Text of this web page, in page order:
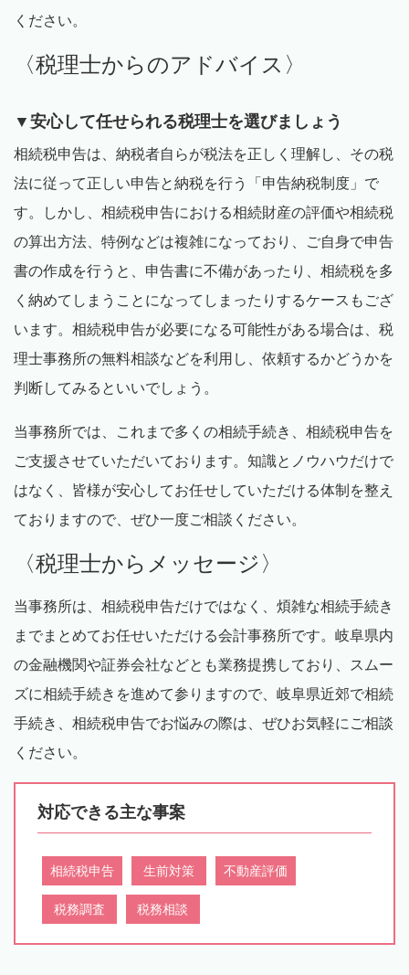
ください。
〈税理士からのアドバイス〉
▼安心して任せられる税理士を選びましょう
相続税申告は、納税者自らが税法を正しく理解し、その税
法に従って正しい申告と納税を行う「申告納税制度」で
す。しかし、相続税申告における相続財産の評価や相続税
の算出方法、特例などは複雑になっており、ご自身で申告
書の作成を行うと、申告書に不備があったり、相続税を多
く納めてしまうことになってしまったりするケースもござ
います。相続税申告が必要になる可能性がある場合は、税
理士事務所の無料相談などを利用し、依頼するかどうかを
判断してみるといいでしょう。
当事務所では、これまで多くの相続手続き、相続税申告を
ご支援させていただいております。知識とノウハウだけで
はなく、皆様が安心してお任せしていただける体制を整え
ておりますので、ぜひ一度ご相談ください。
〈税理士からメッセージ〉
当事務所は、相続税申告だけではなく、煩雑な相続手続き
までまとめてお任せいただける会計事務所です。岐阜県内
の金融機関や証券会社などとも業務提携しており、スムー
ズに相続手続きを進めて参りますので、岐阜県近郊で相続
手続き、相続税申告でお悩みの際は、ぜひお気軽にご相談
ください。
対応できる主な事案
相続税申告 生前対策 不動産評価
税務調査 税務相談